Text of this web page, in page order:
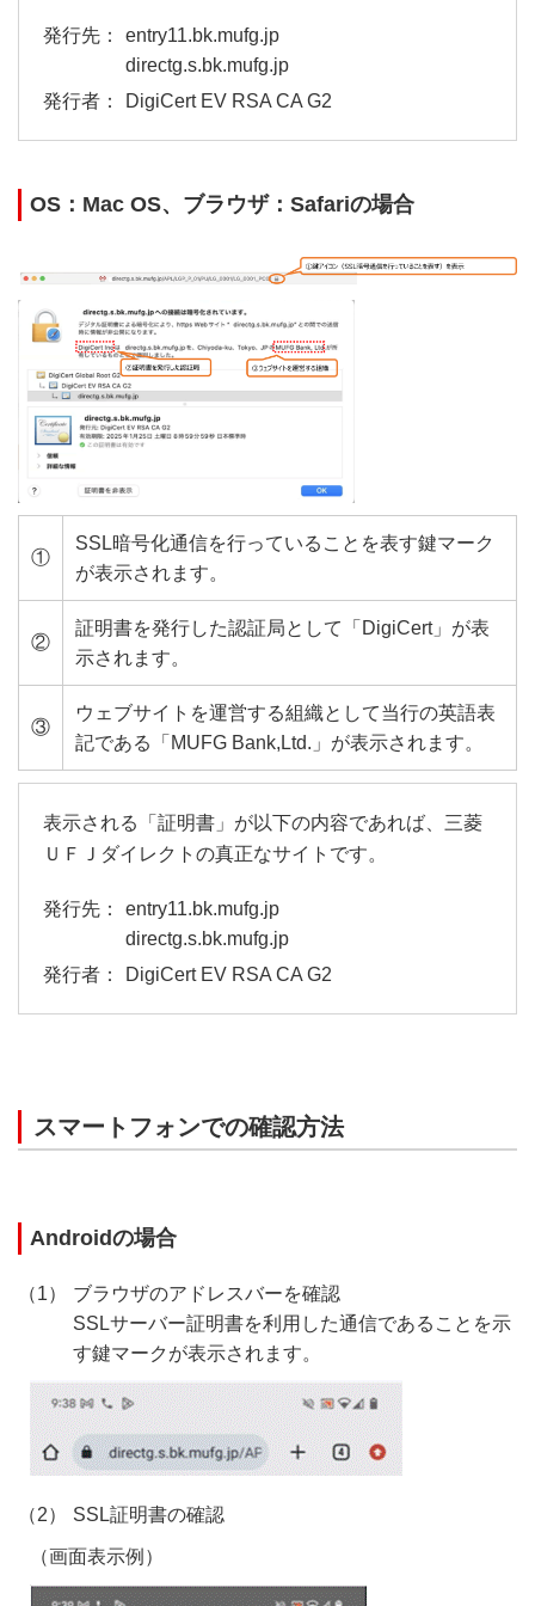
entry11.bk.mufg.jp
directg.s.bk.mufg.jp
DigiCert EV RSA CA G2
OS：Mac OS、ブラウザ：Safariの場合
①
SSL暗号化通信を行っていることを表す鍵マーク
が表示されます。
②
証明書を発行した認証局として「DigiCert」が表
示されます。
③
ウェブサイトを運営する組織として当行の英語表
記である「MUFG Bank,Ltd.」が表示されます。
表示される「証明書」が以下の内容であれば、三菱
ＵＦＪダイレクトの真正なサイトです。
entry11.bk.mufg.jp
directg.s.bk.mufg.jp
DigiCert EV RSA CA G2
スマートフォンでの確認方法
Androidの場合
ブラウザのアドレスバーを確認
SSLサーバー証明書を利用した通信であることを示
す鍵マークが表示されます。
SSL証明書の確認
（画面表示例）